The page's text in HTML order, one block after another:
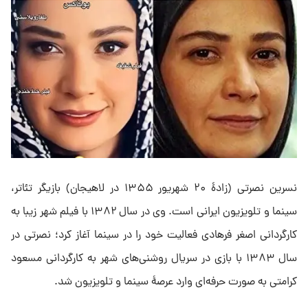
نسرین نصرتی (زادهٔ ۲۰ شهریور ۱۳۵۵ در لاهیجان) بازیگر تئاتر،
سینما و تلویزیون ایرانی است. وی در سال ۱۳۸۲ با فیلم شهر زیبا به
کارگردانی اصغر فرهادی فعالیت خود را در سینما آغاز کرد؛ نصرتی در
سال ۱۳۸۳ با بازی در سریال روشنی‌های شهر به کارگردانی مسعود
کرامتی به‌ صورت حرفه‌ای وارد عرصهٔ سینما و تلویزیون شد.